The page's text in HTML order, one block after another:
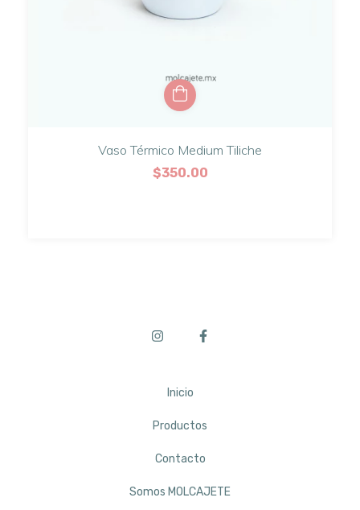
Vaso Térmico Medium Tiliche
$350.00
Inicio
Productos
Contacto
Somos MOLCAJETE